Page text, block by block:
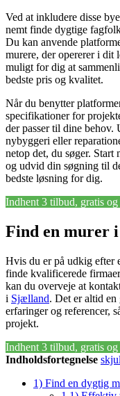
Ved at inkludere disse
nemt finde dygtige
Du kan anvende
murere, der opererer i
muligt for dig at
bedste pris og kvalitet.
Når du benytter
specifikationer for
der passer til dine behov.
nybyggeri eller
netop det, du søger. Start
og udvid din søgning til
bedste løsning for dig.
Indhent 3 tilbud, gratis
Find en murer
Hvis du er på udkig efter
finde kvalificerede
kan du overveje at
i Sjælland. Det er altid en
erfaringer og referencer,
projekt.
Indhent 3 tilbud, gratis
Indholdsfortegnelse skjul
1) Find en dygtig